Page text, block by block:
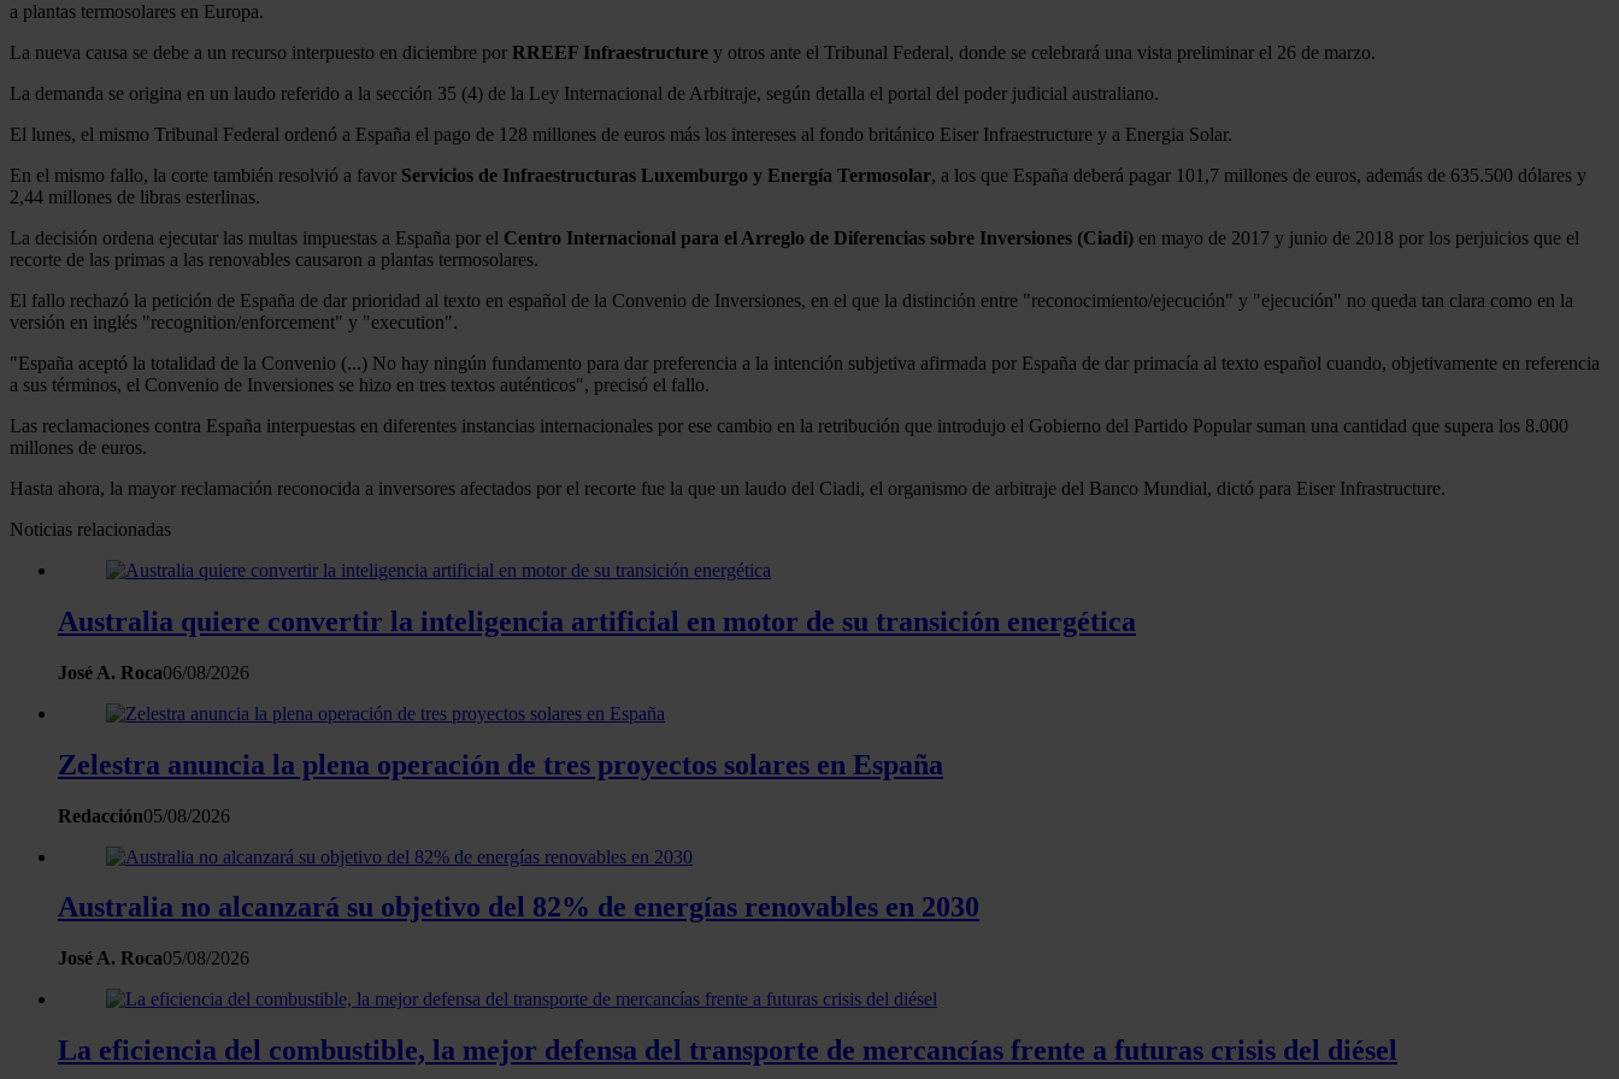
a plantas termosolares en Europa.
La nueva causa se debe a un recurso interpuesto en diciembre por RREEF Infraestructure y otros ante el Tribunal Federal, donde se celebrará una vista preliminar el 26 de marzo.
La demanda se origina en un laudo referido a la sección 35 (4) de la Ley Internacional de Arbitraje, según detalla el portal del poder judicial australiano.
El lunes, el mismo Tribunal Federal ordenó a España el pago de 128 millones de euros más los intereses al fondo británico Eiser Infraestructure y a Energia Solar.
En el mismo fallo, la corte también resolvió a favor Servicios de Infraestructuras Luxemburgo y Energía Termosolar, a los que España deberá pagar 101,7 millones de euros, además de 635.500 dólares y
2,44 millones de libras esterlinas.
La decisión ordena ejecutar las multas impuestas a España por el Centro Internacional para el Arreglo de Diferencias sobre Inversiones (Ciadi) en mayo de 2017 y junio de 2018 por los perjuicios que el
recorte de las primas a las renovables causaron a plantas termosolares.
El fallo rechazó la petición de España de dar prioridad al texto en español de la Convenio de Inversiones, en el que la distinción entre "reconocimiento/ejecución" y "ejecución" no queda tan clara como en la
versión en inglés "recognition/enforcement" y "execution".
"España aceptó la totalidad de la Convenio (...) No hay ningún fundamento para dar preferencia a la intención subjetiva afirmada por España de dar primacía al texto español cuando, objetivamente en referencia
a sus términos, el Convenio de Inversiones se hizo en tres textos auténticos", precisó el fallo.
Las reclamaciones contra España interpuestas en diferentes instancias internacionales por ese cambio en la retribución que introdujo el Gobierno del Partido Popular suman una cantidad que supera los 8.000
millones de euros.
Hasta ahora, la mayor reclamación reconocida a inversores afectados por el recorte fue la que un laudo del Ciadi, el organismo de arbitraje del Banco Mundial, dictó para Eiser Infrastructure.
Noticias relacionadas
Australia quiere convertir la inteligencia artificial en motor de su transición energética
José A. Roca06/08/2026
Zelestra anuncia la plena operación de tres proyectos solares en España
Redacción05/08/2026
Australia no alcanzará su objetivo del 82% de energías renovables en 2030
José A. Roca05/08/2026
La eficiencia del combustible, la mejor defensa del transporte de mercancías frente a futuras crisis del diésel